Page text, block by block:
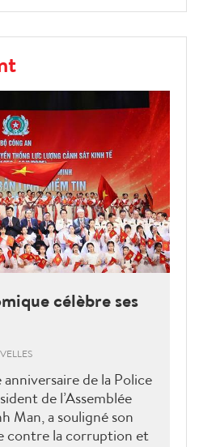
célèbre ses
de la Police
de l’Assemblée
Man, a souligné son
contre la corruption et